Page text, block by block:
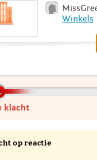
Winkels
klacht
op reactie